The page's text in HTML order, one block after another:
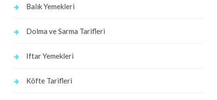
Balık Yemekleri
Dolma ve Sarma Tarifleri
Iftar Yemekleri
Köfte Tarifleri